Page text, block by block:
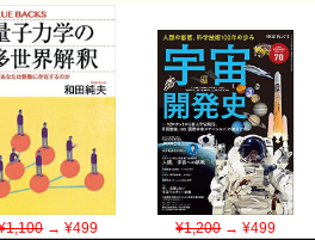
→ ¥499 ¥1,200→ ¥499